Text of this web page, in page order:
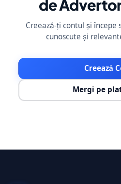
de
Creează-ți contul și începe
cunoscute și
Creează
Mergi pe